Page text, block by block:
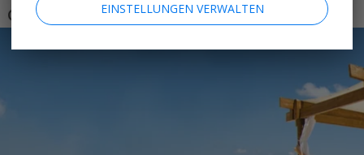
EINSTELLUNGEN VERWALTEN